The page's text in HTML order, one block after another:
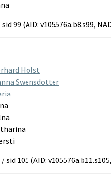
99 (AID: v105576a.b8.s99,
Holst
Swensdotter
105 (AID: